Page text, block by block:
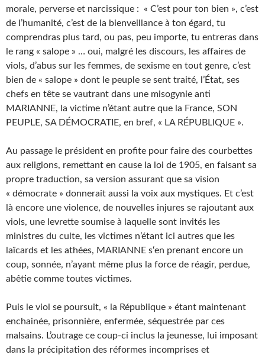
morale, perverse et narcissique : « C’est pour ton bien », c’est
de l’humanité, c’est de la bienveillance à ton égard, tu
comprendras plus tard, ou pas, peu importe, tu entreras dans
le rang « salope » … oui, malgré les discours, les affaires de
viols, d’abus sur les femmes, de sexisme en tout genre, c’est
bien de « salope » dont le peuple se sent traité, l’État, ses
chefs en tête se vautrant dans une misogynie anti
MARIANNE, la victime n’étant autre que la France, SON
PEUPLE, SA DÉMOCRATIE, en bref, « LA RÉPUBLIQUE ».
Au passage le président en profite pour faire des courbettes
aux religions, remettant en cause la loi de 1905, en faisant sa
propre traduction, sa version assurant que sa vision
« démocrate » donnerait aussi la voix aux mystiques. Et c’est
là encore une violence, de nouvelles injures se rajoutant aux
viols, une levrette soumise à laquelle sont invités les
ministres du culte, les victimes n’étant ici autres que les
laïcards et les athées, MARIANNE s‘en prenant encore un
coup, sonnée, n’ayant même plus la force de réagir, perdue,
abêtie comme toutes victimes.
Puis le viol se poursuit, « la République » étant maintenant
enchainée, prisonnière, enfermée, séquestrée par ces
malsains. L’outrage ce coup-ci inclus la jeunesse, lui imposant
dans la précipitation des réformes incomprises et